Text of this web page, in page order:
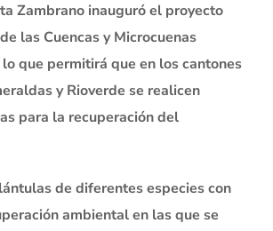
Zambrano inauguró el proyecto
las Cuencas y Microcuenas
que permitirá que en los cantones
y Rioverde se realicen
para la recuperación del
de diferentes especies con
ambiental en las que se